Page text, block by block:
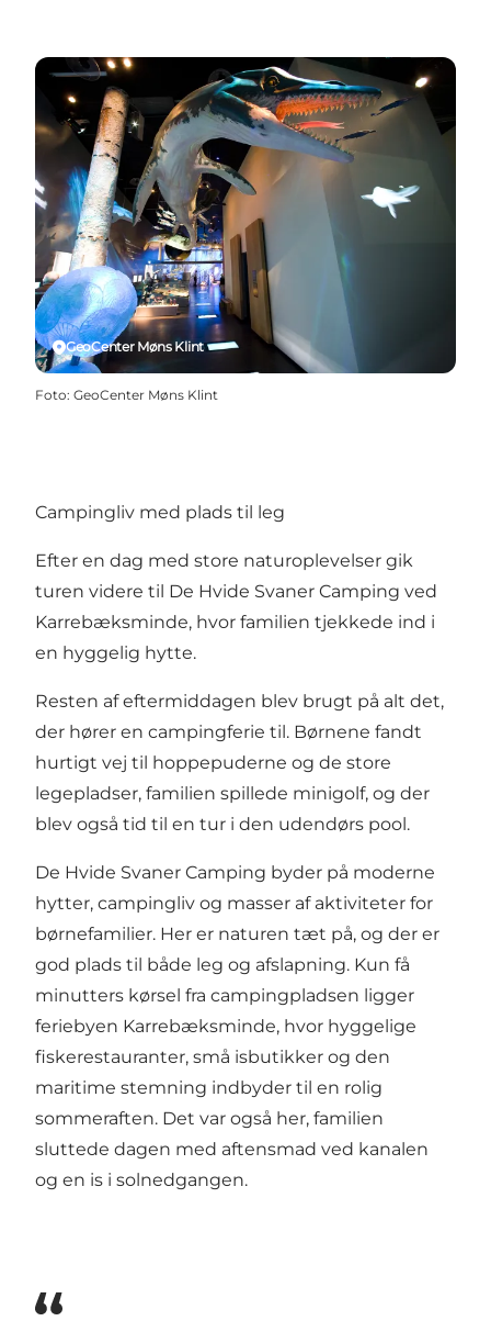
GeoCenter Møns Klint
Foto: GeoCenter Møns Klint
Campingliv med plads til leg
Efter en dag med store naturoplevelser gik
turen videre til De Hvide Svaner Camping ved
Karrebæksminde, hvor familien tjekkede ind i
en hyggelig hytte.
Resten af eftermiddagen blev brugt på alt det,
der hører en campingferie til. Børnene fandt
hurtigt vej til hoppepuderne og de store
legepladser, familien spillede minigolf, og der
blev også tid til en tur i den udendørs pool.
De Hvide Svaner Camping byder på moderne
hytter, campingliv og masser af aktiviteter for
børnefamilier. Her er naturen tæt på, og der er
god plads til både leg og afslapning. Kun få
minutters kørsel fra campingpladsen ligger
feriebyen Karrebæksminde, hvor hyggelige
fiskerestauranter, små isbutikker og den
maritime stemning indbyder til en rolig
sommeraften. Det var også her, familien
sluttede dagen med aftensmad ved kanalen
og en is i solnedgangen.